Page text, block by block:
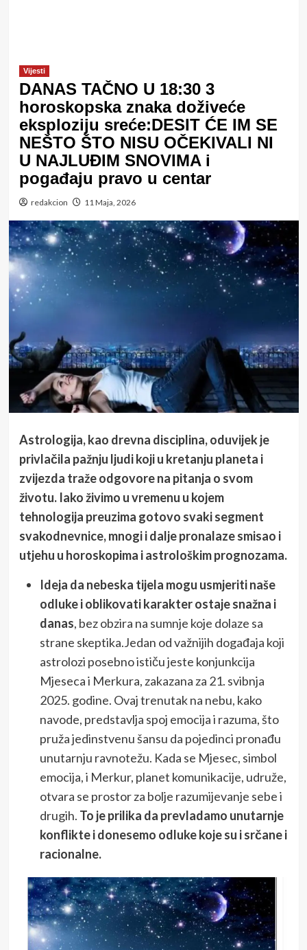
Vijesti
DANAS TAČNO U 18:30 3
horoskopska znaka doživeće
eksploziju sreće:DESIT ĆE IM SE
NEŠTO ŠTO NISU OČEKIVALI NI
U NAJLUĐIM SNOVIMA i
pogađaju pravo u centar
redakcion 11 Maja, 2026
Astrologija, kao drevna disciplina, oduvijek je
privlačila pažnju ljudi koji u kretanju planeta i
zvijezda traže odgovore na pitanja o svom
životu. Iako živimo u vremenu u kojem
tehnologija preuzima gotovo svaki segment
svakodnevnice, mnogi i dalje pronalaze smisao i
utjehu u horoskopima i astrološkim prognozama.
Ideja da nebeska tijela mogu usmjeriti naše
odluke i oblikovati karakter ostaje snažna i
danas, bez obzira na sumnje koje dolaze sa
strane skeptika.Jedan od važnijih događaja koji
astrolozi posebno ističu jeste konjunkcija
Mjeseca i Merkura, zakazana za 21. svibnja
2025. godine. Ovaj trenutak na nebu, kako
navode, predstavlja spoj emocija i razuma, što
pruža jedinstvenu šansu da pojedinci pronađu
unutarnju ravnotežu. Kada se Mjesec, simbol
emocija, i Merkur, planet komunikacije, udruže,
otvara se prostor za bolje razumijevanje sebe i
drugih. To je prilika da prevladamo unutarnje
konflikte i donesemo odluke koje su i srčane i
racionalne.